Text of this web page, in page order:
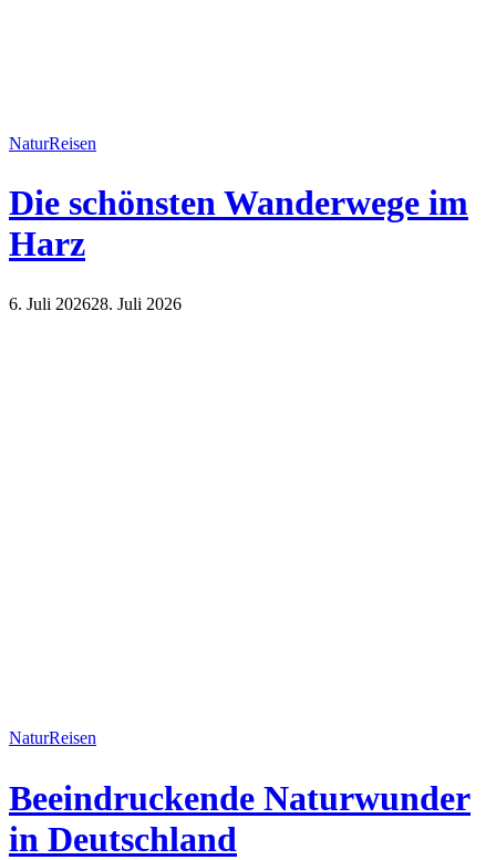
NaturReisen
Die schönsten Wanderwege im
Harz
6. Juli 202628. Juli 2026
NaturReisen
Beeindruckende Naturwunder
in Deutschland